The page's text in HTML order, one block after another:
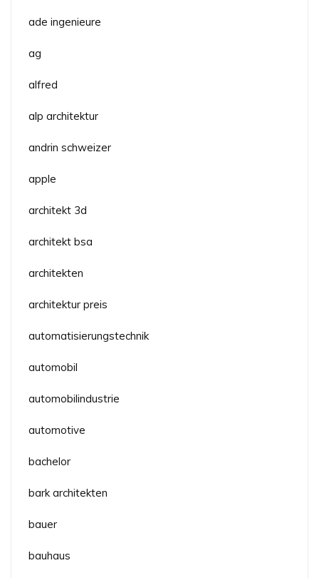
ade ingenieure
ag
alfred
alp architektur
andrin schweizer
apple
architekt 3d
architekt bsa
architekten
architektur preis
automatisierungstechnik
automobil
automobilindustrie
automotive
bachelor
bark architekten
bauer
bauhaus